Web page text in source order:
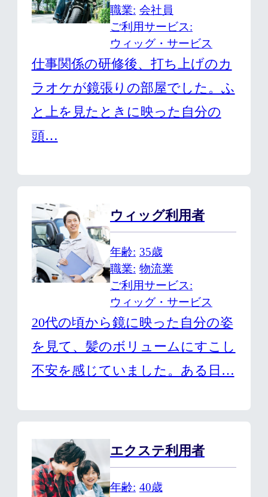
職業 会社員
ご利用サービス
ウィッグ・サービス
仕事関係の研修後、打ち上げのカ
ラオケが鏡張りの部屋でした。ふ
と上を見たときに映った自分の
頭…
ウィッグ利用者
年齢
35歳
職業 物流業
ご利用サービス
ウィッグ・サービス
20代の頃から鏡に映った自分の姿
を見て、髪のボリュームにすこし
不安を感じていました。ある日…
エクステ利用者
年齢 40歳